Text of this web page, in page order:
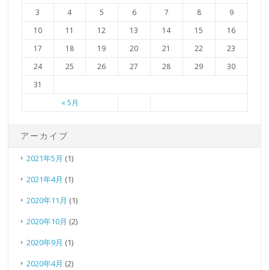
« 5月
3
4 5 6 7 8
9
10
11 12 13 14 15
16
17
18 19 20 21 22
23
24
25 26 27 28 29
30
31
アーカイブ
2021年5月 (1)
2021年4月 (1)
2020年11月 (1)
2020年10月 (2)
2020年9月 (1)
2020年4月 (2)